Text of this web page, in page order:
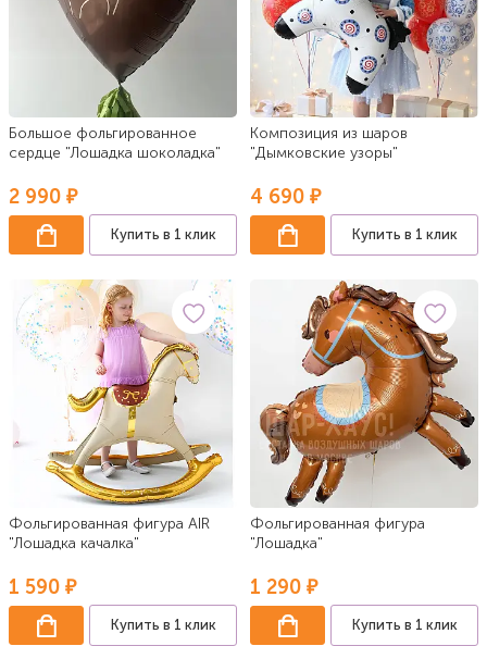
Большое фольгированное
сердце "Лошадка шоколадка"
2 990 ₽
Купить в 1 клик
Композиция из шаров
"Дымковские узоры"
4 690 ₽
Купить в 1 клик
Фольгированная фигура AIR
"Лошадка качалка"
1 590 ₽
Купить в 1 клик
Фольгированная фигура
"Лошадка"
1 290 ₽
Купить в 1 клик